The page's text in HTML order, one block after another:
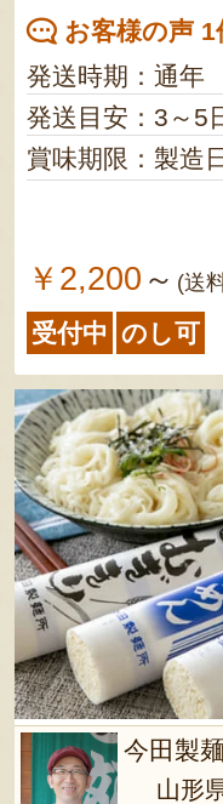
お客様の声 1
発送時期：通年
発送目安：3～5
賞味期限：製造
￥2,200 ～ (送
受付中 のし可
今田製
山形